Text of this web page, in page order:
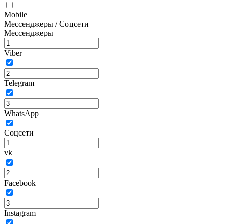
Mobile
Мессенджеры / Соцсети
Мессенджеры
Viber
Telegram
WhatsApp
Соцсети
vk
Facebook
Instagram